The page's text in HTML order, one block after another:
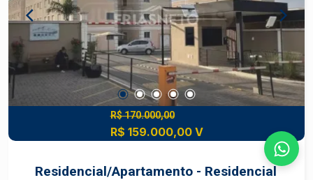
R$ 170.000,00
R$ 159.000,00 V
Residencial/Apartamento - Residencial